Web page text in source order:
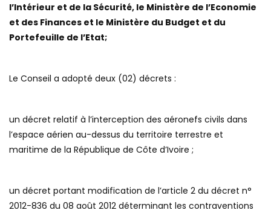
l’Intérieur et de la Sécurité, le Ministère de l’Economie
et des Finances et le Ministère du Budget et du
Portefeuille de l’Etat;
Le Conseil a adopté deux (02) décrets :
un décret relatif à l’interception des aéronefs civils dans
l’espace aérien au-dessus du territoire terrestre et
maritime de la République de Côte d’Ivoire ;
un décret portant modification de l’article 2 du décret n°
2012-836 du 08 août 2012 déterminant les contraventions